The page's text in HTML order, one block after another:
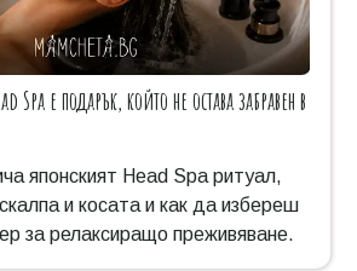
Spa е подарък, който не остава забравен в
японският Head Spa ритуал,
и косата и как да избереш
за релаксиращо преживяване.